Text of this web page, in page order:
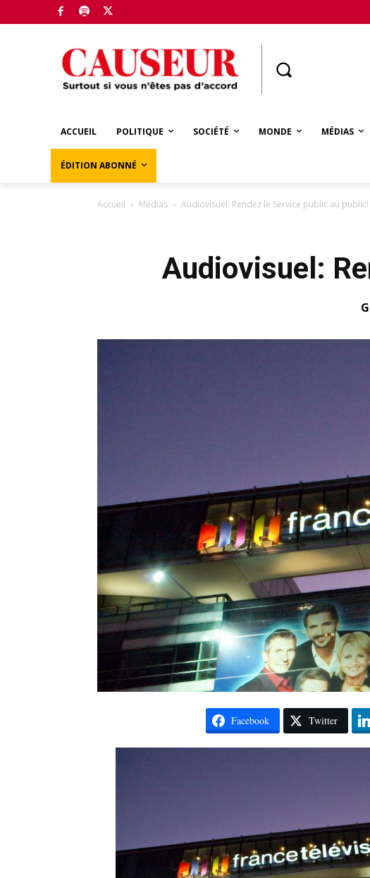
ACCUEIL POLITIQUE SOCIÉTÉ MONDE MÉDIAS
ÉDITION ABONNÉ
Accueil Médias Audiovisuel: Rendez le Service public au public!
Audiovisuel:
Facebook Twitter